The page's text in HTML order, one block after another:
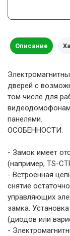
Описание
дверей с
том числе для
панелями.
ОСОБЕННОСТИ:
- Замок имеет
(например, TS-
- Встроенная
снятие
управляющих
замка.
(диодов или
-